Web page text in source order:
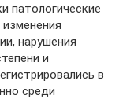
патологические
нарушения
и
в
среди